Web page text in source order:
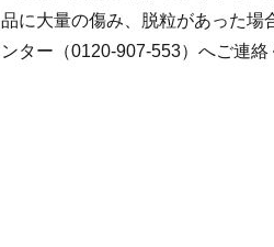
品に大量の傷み、脱粒があった場
ンター（0120-907-553）へご連絡